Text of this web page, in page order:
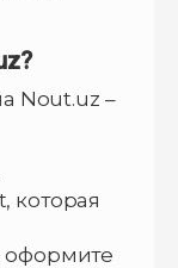
Nout.uz –
которая
оформите